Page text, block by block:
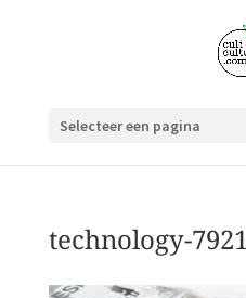
Selecteer een pagina
technology-